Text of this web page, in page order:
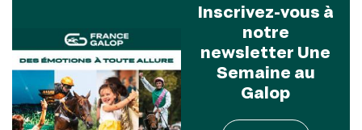
Inscrivez-vous à
notre
newsletter Une
Semaine au
Galop